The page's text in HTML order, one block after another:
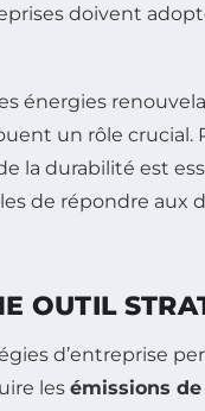
doivent
énergies
un rôle crucial.
la durabilité est
de répondre aux
OUTIL
d’entreprise
les émissions